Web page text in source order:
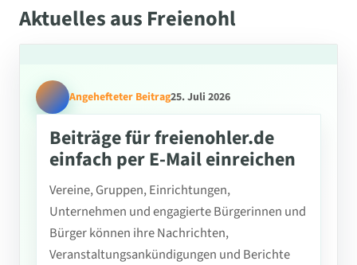
Aktuelles aus Freienohl
Angehefteter Beitrag25. Juli 2026
Beiträge für freienohler.de
einfach per E-Mail einreichen
Vereine, Gruppen, Einrichtungen,
Unternehmen und engagierte Bürgerinnen und
Bürger können ihre Nachrichten,
Veranstaltungsankündigungen und Berichte